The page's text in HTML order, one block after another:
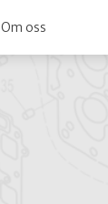
Om oss